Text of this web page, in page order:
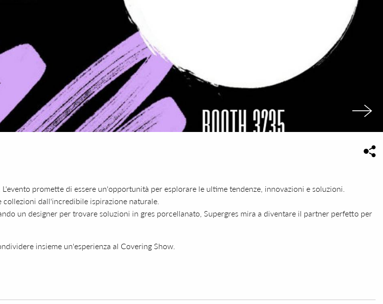
promette di essere un'opportunità per esplorare le ultime tendenze, innovazioni e soluzioni.
dall'incredibile ispirazione naturale.
un designer per trovare soluzioni in gres porcellanato, Supergres mira a diventare il partner perfetto per
insieme un'esperienza al Covering Show.